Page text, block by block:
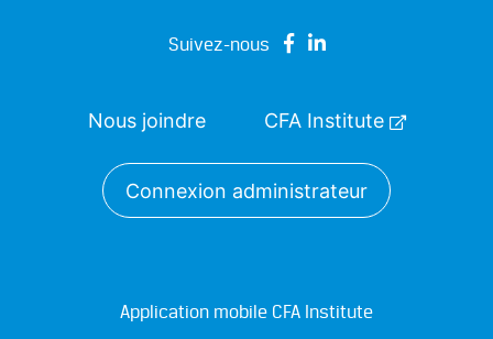
Application mobile CFA Institute
Suivez-nous
Nous joindre CFA Institute
Connexion administrateur